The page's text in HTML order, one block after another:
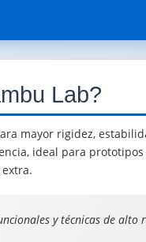
Lab?
mayor rigidez,
ideal para
y técnicas de alto